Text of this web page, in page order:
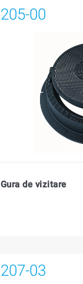
205-00
Gura de vizitare
207-03